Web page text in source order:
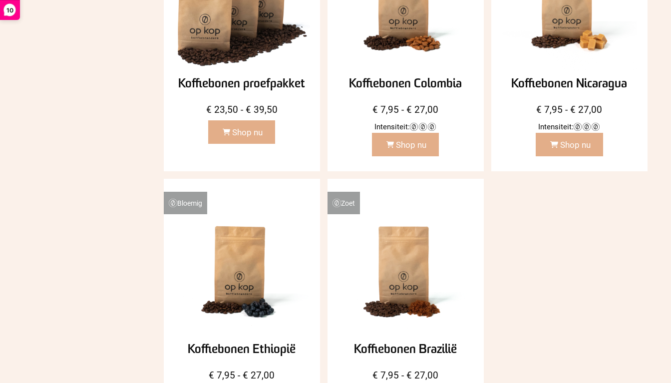
10
Koffiebonen proefpakket
€ 23,50 - € 39,50Prijsklasse:
Shop nu
Koffiebonen Colombia
€ 7,95 - € 27,00
tot
Intensiteit:
Shop nu
Koffiebonen Nicaragua
€ 7,95 - € 27,00
tot
Intensiteit:
Shop nu
Bloemig
Koffiebonen Ethiopië
€ 7,95 - € 27,00
Zoet
Koffiebonen Brazilië
€ 7,95 - € 27,00